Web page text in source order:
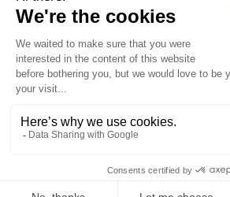
Leer preguntas frecuentes
Política de privacidad
Información legal
© 2026 IMCAS Curso Internacional